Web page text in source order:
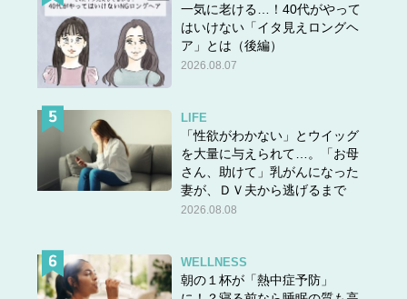
一気に老ける…！40代がやって
はいけない「イタ見えロングヘ
ア」とは（後編）
2026.08.07
LIFE
「性欲がわかない」とウイッグ
を大量に与えられて…。「お母
さん、助けて」乳がんになった
妻が、ＤＶ夫から逃げるまで
2026.08.08
WELLNESS
朝の１杯が「熱中症予防」